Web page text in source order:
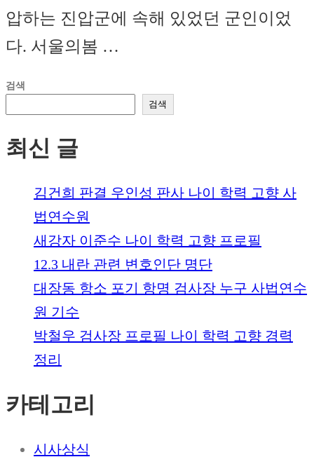
압하는 진압군에 속해 있었던 군인이었
다. 서울의봄 …
검색
검색
최신 글
김건희 판결 우인성 판사 나이 학력 고향 사
법연수원
새강자 이준수 나이 학력 고향 프로필
12.3 내란 관련 변호인단 명단
대장동 항소 포기 항명 검사장 누구 사법연수
원 기수
박철우 검사장 프로필 나이 학력 고향 경력
정리
카테고리
시사상식